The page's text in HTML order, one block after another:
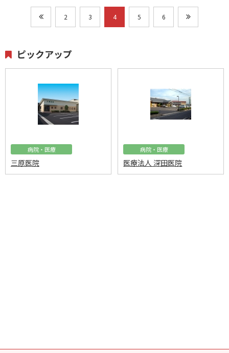
2 3 4 5 6
ピックアップ
病院・医療
三原医院
病院・医療
医療法人 深田医院